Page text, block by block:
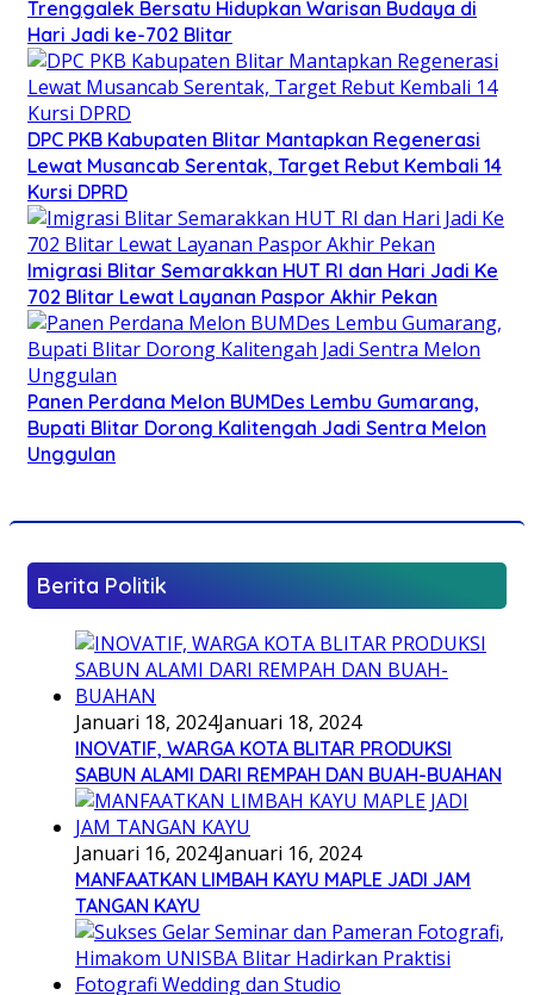
Trenggalek Bersatu Hidupkan Warisan Budaya di
Hari Jadi ke-702 Blitar
DPC PKB Kabupaten Blitar Mantapkan Regenerasi
Lewat Musancab Serentak, Target Rebut Kembali 14
Kursi DPRD
Imigrasi Blitar Semarakkan HUT RI dan Hari Jadi Ke
702 Blitar Lewat Layanan Paspor Akhir Pekan
Panen Perdana Melon BUMDes Lembu Gumarang,
Bupati Blitar Dorong Kalitengah Jadi Sentra Melon
Unggulan
Berita Politik
Januari 18, 2024Januari 18, 2024
INOVATIF, WARGA KOTA BLITAR PRODUKSI
SABUN ALAMI DARI REMPAH DAN BUAH-BUAHAN
Januari 16, 2024Januari 16, 2024
MANFAATKAN LIMBAH KAYU MAPLE JADI JAM
TANGAN KAYU